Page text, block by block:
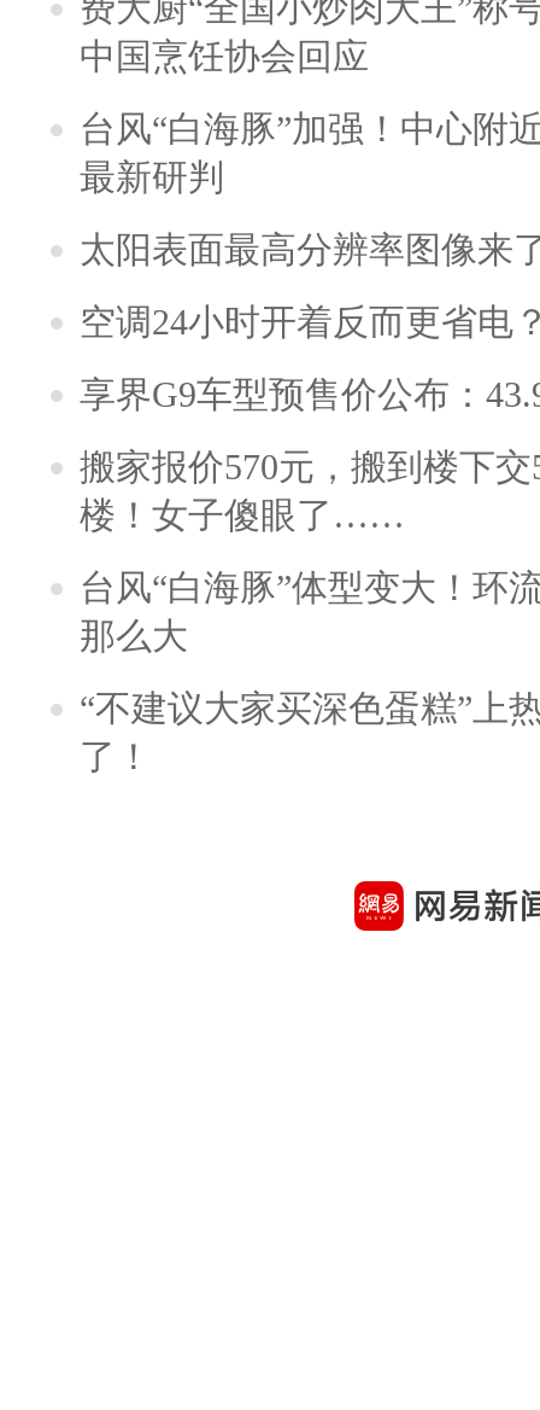
中国烹饪协会回应
台风“白海豚”加强！中心附
最新研判
太阳表面最高分辨率图像来
空调24小时开着反而更省电
享界G9车型预售价公布：
搬家报价570元，搬到楼下
楼！女子傻眼了……
台风“白海豚”体型变大！环
那么大
“不建议大家买深色蛋糕”上
了！